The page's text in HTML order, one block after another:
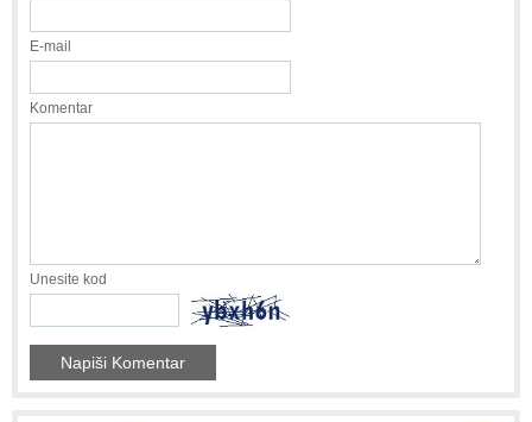
E-mail
Komentar
Unesite kod